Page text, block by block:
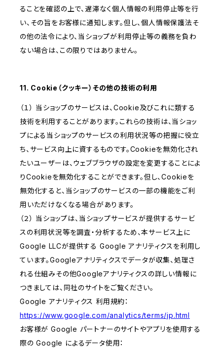
ることを確認の上で、遅滞なく個人情報の利用停止等を行
い、その旨をお客様に通知します。但し、個人情報保護法そ
の他の法令により、当ショップが利用停止等の義務を負わ
ない場合は、この限りではありません。
11. Cookie（クッキー）その他の技術の利用
（１） 当ショップのサービスは、Cookie及びこれに類する
技術を利用することがあります。これらの技術は、当ショッ
プによる当ショップのサービスの利用状況等の把握に役立
ち、サービス向上に資するものです。Cookieを無効化され
たいユーザーは、ウェブブラウザの設定を変更することによ
りCookieを無効化することができます。但し、Cookieを
無効化すると、当ショップのサービスの一部の機能をご利
用いただけなくなる場合があります。
（２） 当ショップは、当ショップサービスが提供するサービ
スの利用状況等を調査・分析するため、本サービス上に
Google LLCが提供する Google アナリティクスを利用し
ています。Googleアナリティクスでデータが収集、処理さ
れる仕組みその他Googleアナリティクスの詳しい情報に
つきましては、同社のサイトをご覧ください。
Google アナリティクス 利用規約：
https://www.google.com/analytics/terms/jp.html
お客様が Google パートナーのサイトやアプリを使用する
際の Google によるデータ使用：